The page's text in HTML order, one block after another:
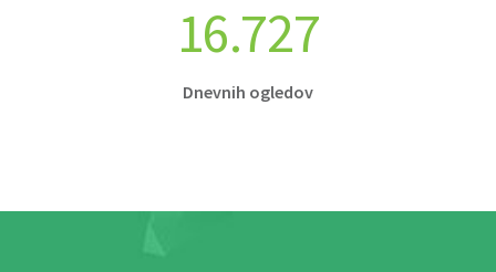
16.727
Dnevnih ogledov